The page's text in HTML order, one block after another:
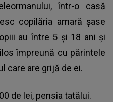
într-o casă
copilăria amară șase
au între 5 și 18 ani și
împreună cu părintele
care are grijă de ei.
de lei, pensia tatălui.